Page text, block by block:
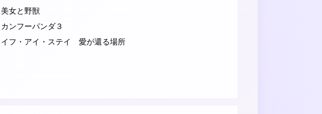
美女と野獣
カンフーパンダ３
イフ・アイ・ステイ 愛が還る場所